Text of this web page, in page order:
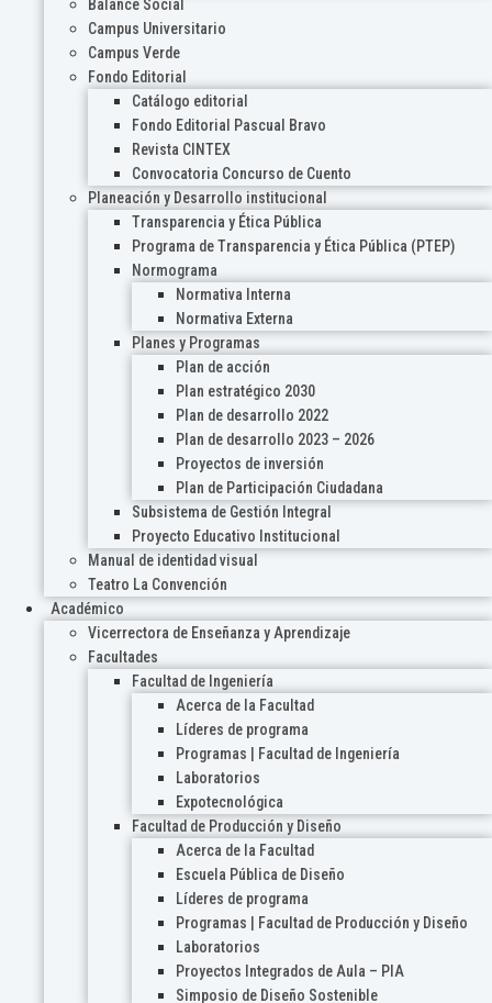
Balance Social
Campus Universitario
Campus Verde
Fondo Editorial
Catálogo editorial
Fondo Editorial Pascual Bravo
Revista CINTEX
Convocatoria Concurso de Cuento
Planeación y Desarrollo institucional
Transparencia y Ética Pública
Programa de Transparencia y Ética Pública (PTEP)
Normograma
Normativa Interna
Normativa Externa
Planes y Programas
Plan de acción
Plan estratégico 2030
Plan de desarrollo 2022
Plan de desarrollo 2023 – 2026
Proyectos de inversión
Plan de Participación Ciudadana
Subsistema de Gestión Integral
Proyecto Educativo Institucional
Manual de identidad visual
Teatro La Convención
Académico
Vicerrectora de Enseñanza y Aprendizaje
Facultades
Facultad de Ingeniería
Acerca de la Facultad
Líderes de programa
Programas | Facultad de Ingeniería
Laboratorios
Expotecnológica
Facultad de Producción y Diseño
Acerca de la Facultad
Escuela Pública de Diseño
Líderes de programa
Programas | Facultad de Producción y Diseño
Laboratorios
Proyectos Integrados de Aula – PIA
Simposio de Diseño Sostenible